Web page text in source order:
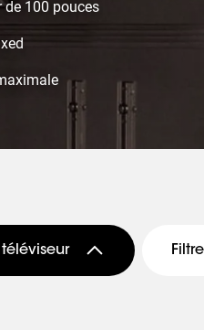
de 100 pouces